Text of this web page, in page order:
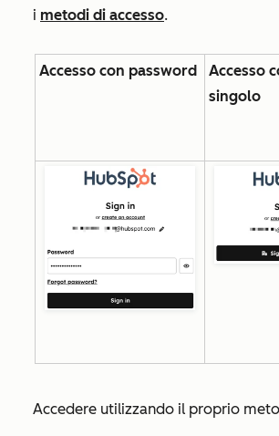
i metodi di accesso.
Accesso con password
Accesso
singolo
Accedere utilizzando il proprio